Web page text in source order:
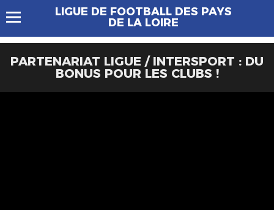
LIGUE DE FOOTBALL DES PAYS
DE LA LOIRE
PARTENARIAT LIGUE / INTERSPORT : DU
BONUS POUR LES CLUBS !